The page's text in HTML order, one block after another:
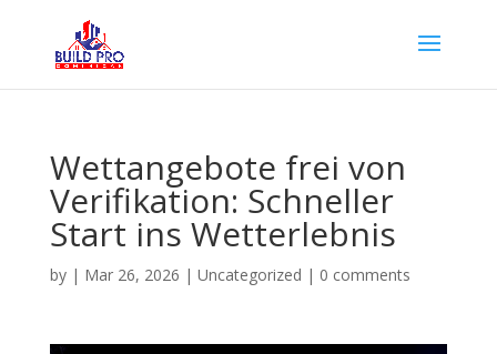
Wettangebote frei von
Verifikation: Schneller
Start ins Wetterlebnis
by | Mar 26, 2026 | Uncategorized | 0 comments